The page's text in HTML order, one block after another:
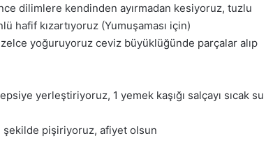
dilimlere kendinden ayırmadan kesiyoruz, tuzlu
hafif kızartıyoruz (Yumuşaması için)
yoğuruyoruz ceviz büyüklüğünde parçalar alıp
yerleştiriyoruz, 1 yemek kaşığı salçayı sıcak su
şekilde pişiriyoruz, afiyet olsun